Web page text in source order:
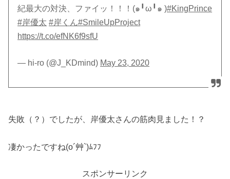
紀最大の対決、ファイッ！！！(๑╹ω╹๑ )#KingPrince
#岸優太 #岸くん#SmileUpProject
https://t.co/efNK6f9sfU
— hi-ro (@J_KDmind) May 23, 2020
失敗（？）でしたが、岸優太さんの筋肉見ました！？
凄かったですね(o´艸`)ﾑﾌﾌ
スポンサーリンク